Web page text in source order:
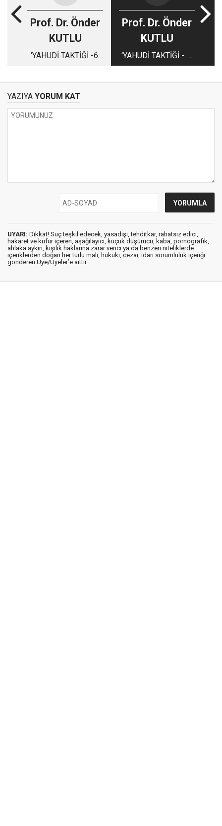
Prof. Dr. Önder
KUTLU
‘YAHUDİ TAKTİĞİ -6’
Prof. Dr. Önder
KUTLU
‘YAHUDİ TAKTİĞİ - 8’
BÖLÜM BAŞKAN
YAZIYA YORUM KAT
UYARI: Dikkat! Suç teşkil edecek, yasadışı, tehditkar, rahatsız edici,
hakaret ve küfür içeren, aşağılayıcı, küçük düşürücü, kaba, pornografik,
ahlaka aykırı, kişilik haklarına zarar verici ya da benzeri niteliklerde
içeriklerden doğan her türlü mali, hukuki, cezai, idari sorumluluk içeriği
gönderen Üye/Üyeler’e aittir.